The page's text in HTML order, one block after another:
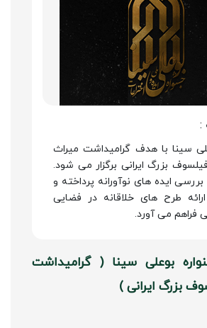
:
سینا با هدف گرامیداشت میراث
بزرگ ایرانی برگزار می شود.
بررسی ایده های نوآورانه پرداخته و
طرح های خلاقانه در فضایی
فراهم می آورد.
بوعلی سینا ( گرامیداشت
بزرگ ایرانی )